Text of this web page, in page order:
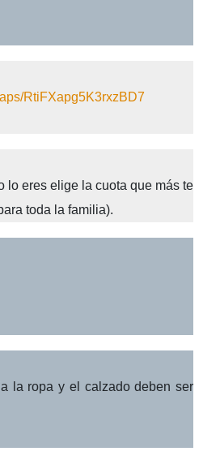
RtiFXapg5K3rxzBD7
lo eres elige la cuota que más te
toda la familia).
la ropa y el calzado deben ser